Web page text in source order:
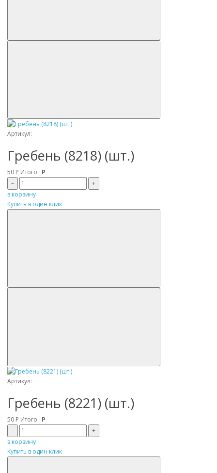
Артикул:
Гребень (8218) (шт.)
50 Р Итого: Р
–
+
в корзину
Купить в один клик
Артикул:
Гребень (8221) (шт.)
50 Р Итого: Р
–
+
в корзину
Купить в один клик